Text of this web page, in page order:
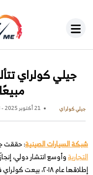
جيلي كولراي
جيلي كولراي 21 أكتوبر 2025 - 3 مساءً
شبكة السيارات الصينية: حققت
التجاريةوأوسع انتشار دولي،